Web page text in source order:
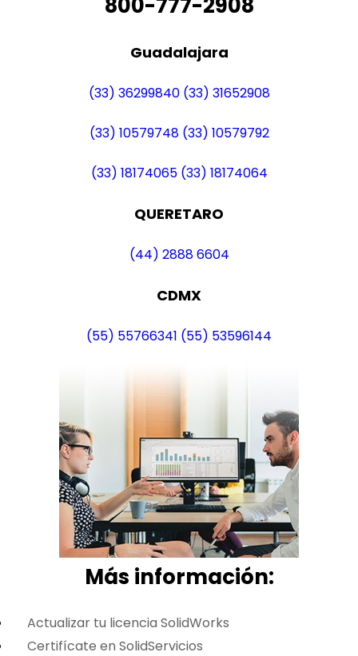
Guadalajara
(33) 36299840 (33) 31652908
(33) 10579748 (33) 10579792
(33) 18174065 (33) 18174064
QUERETARO
(44) 2888 6604
CDMX
(55) 55766341 (55) 53596144
Más información:
Actualizar tu licencia SolidWorks
Certifícate en SolidServicios